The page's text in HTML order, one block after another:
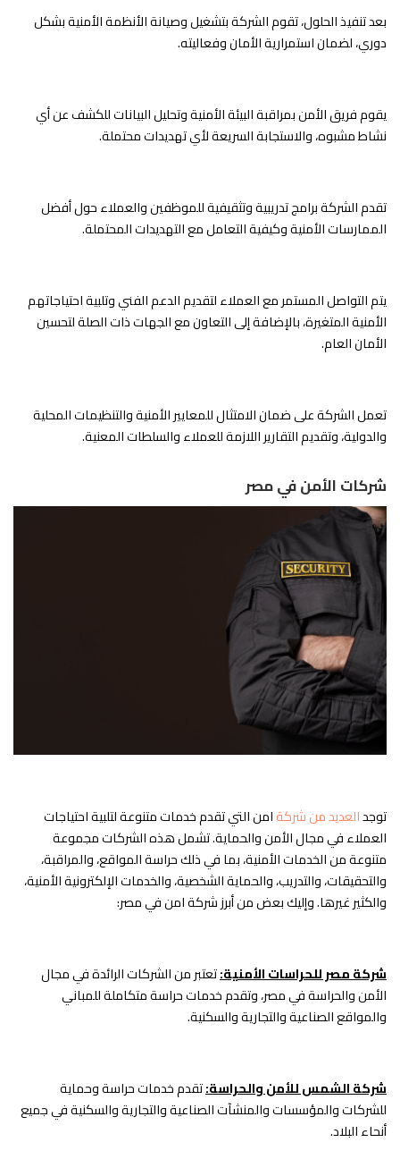
بعد تنفيذ الحلول، تقوم الشركة بتشغيل وصيانة الأنظمة الأمنية بشكل
دوري، لضمان استمرارية الأمان وفعاليته.
يقوم فريق الأمن بمراقبة البيئة الأمنية وتحليل البيانات للكشف عن أي
نشاط مشبوه، والاستجابة السريعة لأي تهديدات محتملة.
تقدم الشركة برامج تدريبية وتثقيفية للموظفين والعملاء حول أفضل
الممارسات الأمنية وكيفية التعامل مع التهديدات المحتملة.
يتم التواصل المستمر مع العملاء لتقديم الدعم الفني وتلبية احتياجاتهم
الأمنية المتغيرة، بالإضافة إلى التعاون مع الجهات ذات الصلة لتحسين
الأمان العام.
تعمل الشركة على ضمان الامتثال للمعايير الأمنية والتنظيمات المحلية
والدولية، وتقديم التقارير اللازمة للعملاء والسلطات المعنية.
شركات الأمن في مصر
توجدالعديد من شركةامن التي تقدم خدمات متنوعة لتلبية احتياجات
العملاء في مجال الأمن والحماية. تشمل هذه الشركات مجموعة
متنوعة من الخدمات الأمنية، بما في ذلك حراسة المواقع، والمراقبة،
والتحقيقات، والتدريب، والحماية الشخصية، والخدمات الإلكترونية الأمنية،
والكثير غيرها. وإليك بعض من أبرز شركة امن في مصر:
شركة مصر للحراسات الأمنية:تعتبر من الشركات الرائدة في مجال
الأمن والحراسة في مصر، وتقدم خدمات حراسة متكاملة للمباني
والمواقع الصناعية والتجارية والسكنية.
شركة الشمس للأمن والحراسة:تقدم خدمات حراسة وحماية
للشركات والمؤسسات والمنشآت الصناعية والتجارية والسكنية في جميع
أنحاء البلاد.